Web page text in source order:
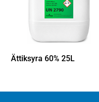
Ättiksyra 60% 25L